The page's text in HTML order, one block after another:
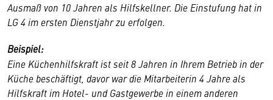
Ausmaß von 10 Jahren als Hilfskellner. Die Einstufung hat in
LG 4 im ersten Dienstjahr zu erfolgen.
Beispiel:
Eine Küchenhilfskraft ist seit 8 Jahren in Ihrem Betrieb in der
Küche beschäftigt, davor war die Mitarbeiterin 4 Jahre als
Hilfskraft im Hotel- und Gastgewerbe in einem anderen